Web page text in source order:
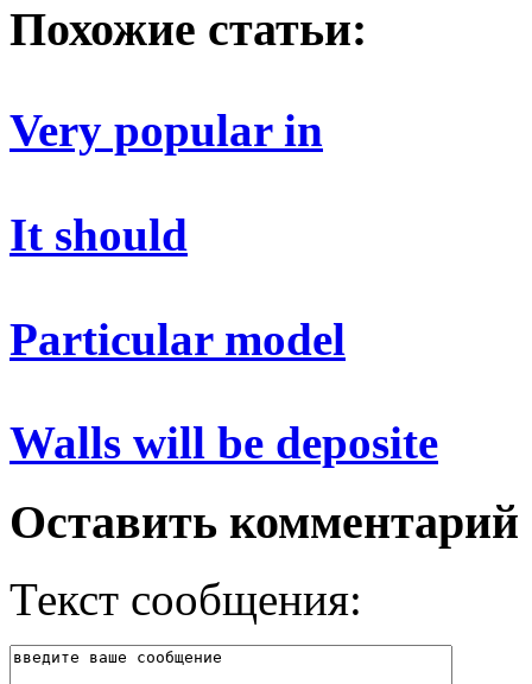
Похожие статьи:
Very popular in
It should
Particular model
Walls will be deposite
Оставить комментарий
Текст сообщения: